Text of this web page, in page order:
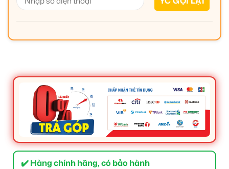
✔️ Hàng chính hãng, có bảo hành